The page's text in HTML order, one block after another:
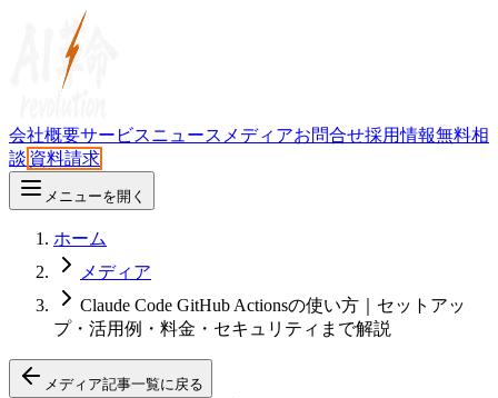
会社概要サービスニュース メディアお問合せ採用情報無料相
談 資料請求
メニューを開く
ホーム
メディア
Claude Code GitHub Actionsの使い方｜セットアッ
プ・活用例・料金・セキュリティまで解説
メディア記事一覧に戻る